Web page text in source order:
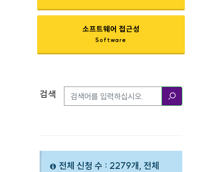
소프트웨어 접근성
Software
검색옵션
검색
전체 신청 수 : 2279개, 전체